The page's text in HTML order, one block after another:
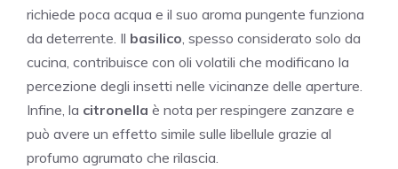
richiede poca acqua e il suo aroma pungente funziona
da deterrente. Il basilico , spesso considerato solo da
cucina, contribuisce con oli volatili che modificano la
percezione degli insetti nelle vicinanze delle aperture.
Infine, la citronella è nota per respingere zanzare e
può avere un effetto simile sulle libellule grazie al
profumo agrumato che rilascia.